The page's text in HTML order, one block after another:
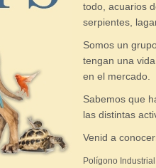
todo, acuarios
serpientes,
Somos un
tengan una
en el mercado.
Sabemos que
las distintas
Venid a
Polígono